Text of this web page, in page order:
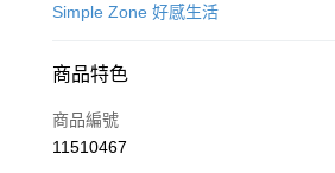
信用卡一次付款
街口支付
Simple Zone 好感生活
商品特色
商品編號
11510467